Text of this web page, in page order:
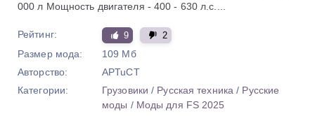
000 л Мощность двигателя - 400 - 630 л.с....
Рейтинг: 9 2
Размер мода:
109 Мб
Авторство:
APTuCT
Категории:
Грузовики / Русская техника / Русские
моды / Моды для FS 2025